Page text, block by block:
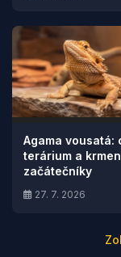
Agama vousatá:
terárium a
začátečníky
27. 7. 2026